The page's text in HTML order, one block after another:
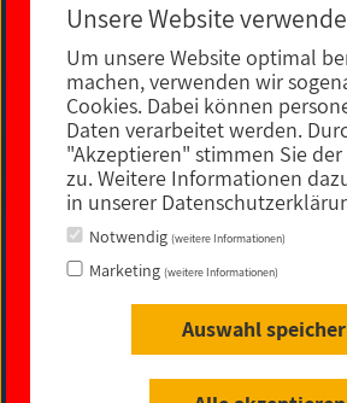
E-MAIL
Unsere Website
Um unsere Website optimal
machen, verwenden wir
Cookies. Dabei können
Daten verarbeitet werden.
"Akzeptieren" stimmen Sie
zu. Weitere Informationen
in unserer
Notwendig (weitere Informationen)
Marketing (weitere Informationen)
Auswahl